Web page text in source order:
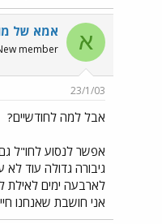
א אמא של
member
23/1/03
אבל למה לחודשיים?
אפשר לנסוע לחו"ל
גיבורה גדולה עוד
לארבעה ימים לאילת
אני חושבת שאנחנו